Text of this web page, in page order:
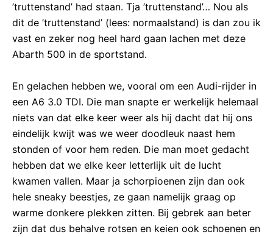
’truttenstand’ had staan. Tja ’truttenstand’… Nou als
dit de ’truttenstand’ (lees: normaalstand) is dan zou ik
vast en zeker nog heel hard gaan lachen met deze
Abarth 500 in de sportstand.
En gelachen hebben we, vooral om een Audi-rijder in
een A6 3.0 TDI. Die man snapte er werkelijk helemaal
niets van dat elke keer weer als hij dacht dat hij ons
eindelijk kwijt was we weer doodleuk naast hem
stonden of voor hem reden. Die man moet gedacht
hebben dat we elke keer letterlijk uit de lucht
kwamen vallen. Maar ja schorpioenen zijn dan ook
hele sneaky beestjes, ze gaan namelijk graag op
warme donkere plekken zitten. Bij gebrek aan beter
zijn dat dus behalve rotsen en keien ook schoenen en